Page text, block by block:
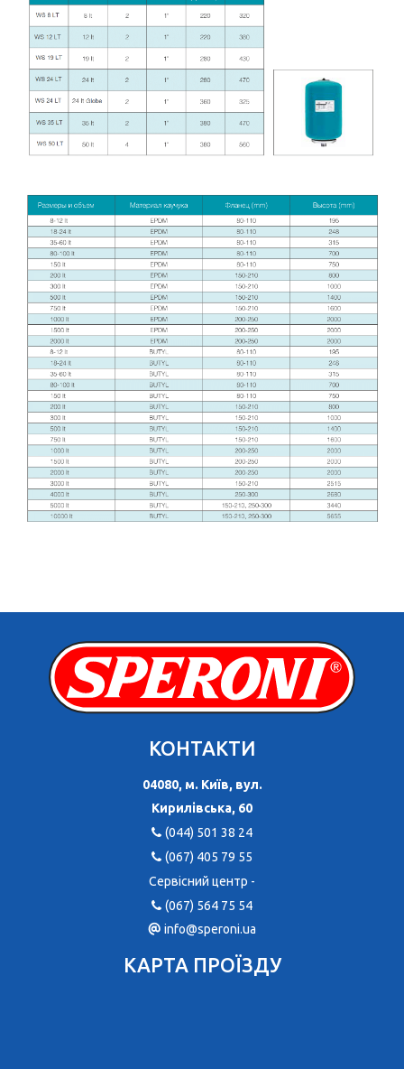
КОНТАКТИ
04080, м. Київ, вул.
Кирилівська, 60
(044) 501 38 24
(067) 405 79 55
Сервісний центр -
(067) 564 75 54
info@speroni.ua
КАРТА ПРОЇЗДУ